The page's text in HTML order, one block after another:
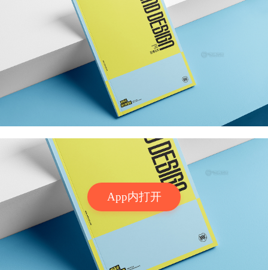
App内打开